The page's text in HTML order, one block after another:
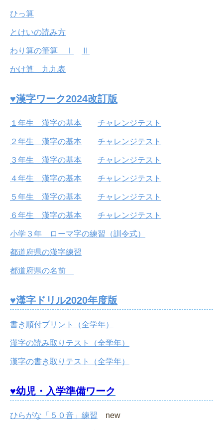
ひっ算
とけいの読み方
わり算の筆算 Ⅰ Ⅱ
かけ算 九九表
♥漢字ワーク2024改訂版
１年生 漢字の基本 チャレンジテスト
２年生 漢字の基本 チャレンジテスト
３年生 漢字の基本 チャレンジテスト
４年生 漢字の基本 チャレンジテスト
５年生 漢字の基本 チャレンジテスト
６年生 漢字の基本 チャレンジテスト
小学３年 ローマ字の練習（訓令式）
都道府県の漢字練習
都道府県の名前
♥漢字ドリル2020年度版
書き順付プリント（全学年）
漢字の読み取りテスト（全学年）
漢字の書き取りテスト（全学年）
♥幼児・入学準備ワーク
ひらがな「５０音」練習 new